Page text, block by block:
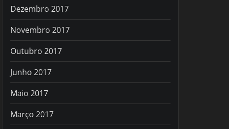
Dezembro 2017
Novembro 2017
Outubro 2017
Junho 2017
Maio 2017
Março 2017